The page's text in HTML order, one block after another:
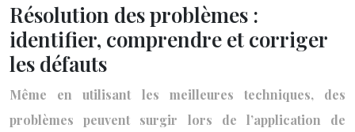
Résolution des problèmes :
identifier, comprendre et corriger
les défauts
Même en utilisant les meilleures techniques, des
problèmes peuvent surgir lors de l’application de